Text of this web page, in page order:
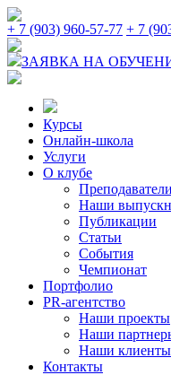
+ 7 (903) 960-57-77 + 7
ЗАЯВКА НА
Курсы
Онлайн-школа
Услуги
О клубе
Преподаватели
Наши
Публикации
Статьи
События
Чемпионат
Портфолио
PR-агентство
Наши проекты
Наши
Наши клиенты
Контакты